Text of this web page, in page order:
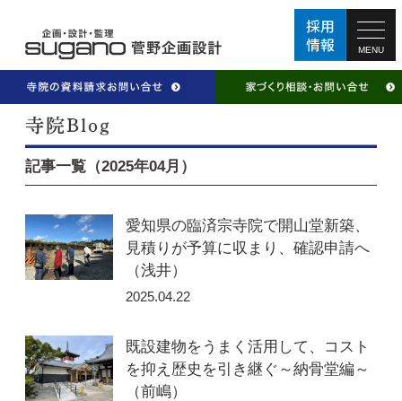
MENU
記事一覧（2025年04月）
愛知県の臨済宗寺院で開山堂新築、
見積りが予算に収まり、確認申請へ
（浅井）
2025.04.22
既設建物をうまく活用して、コスト
を抑え歴史を引き継ぐ～納骨堂編～
（前嶋）